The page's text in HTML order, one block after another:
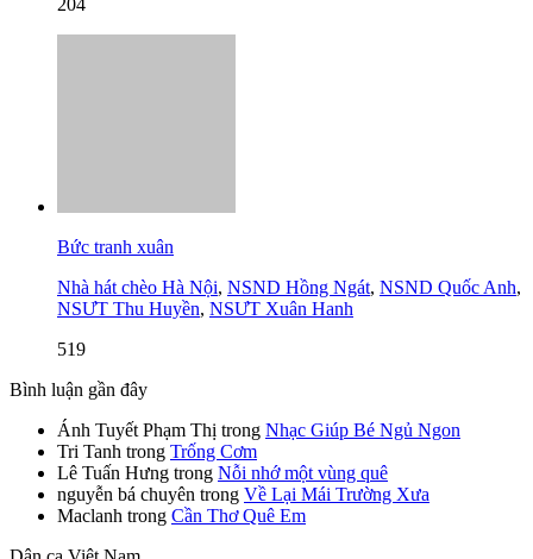
204
Bức tranh xuân
Nhà hát chèo Hà Nội, NSND Hồng Ngát, NSND Quốc Anh,
NSƯT Thu Huyền, NSƯT Xuân Hanh
519
Bình luận gần đây
Ánh Tuyết Phạm Thị trong Nhạc Giúp Bé Ngủ Ngon
Tri Tanh trong Trống Cơm
Lê Tuấn Hưng trong Nỗi nhớ một vùng quê
nguyễn bá chuyên trong Về Lại Mái Trường Xưa
Maclanh trong Cần Thơ Quê Em